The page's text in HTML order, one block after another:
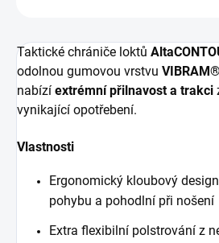
Taktické chrániče loktů
odolnou gumovou vrstvu VIBRAM®
nabízí extrémní přilnavost a trakci
vynikající opotřebení.
Vlastnosti
Ergonomický kloubový
pohybu a pohodlní při nošení
Extra flexibilní polstrování z